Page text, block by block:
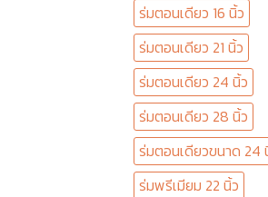
ร่มตอนเดียว 16 นิ้ว
ร่มตอนเดียว 21 นิ้ว
ร่มตอนเดียว 24 นิ้ว
ร่มตอนเดียว 28 นิ้ว
ร่มตอนเดียวขนาด 24
ร่มพรีเมียม 22 นิ้ว